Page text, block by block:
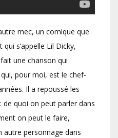
mec, un comique que
s’appelle Lil Dicky,
une chanson qui
qui, pour moi, est le chef-
Il a repoussé les
de quoi on peut parler dans
on peut le faire,
personnage dans